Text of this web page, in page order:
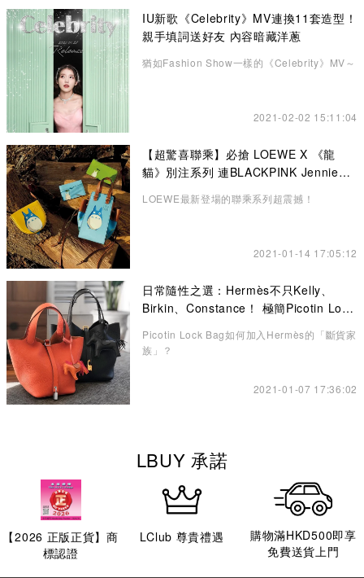
IU新歌《Celebrity》MV連換11套造型！
親手填詞送好友 內容暗藏洋蔥
猶如Fashion Show一樣的《Celebrity》MV～
2021-02-02 15:11:04
【超驚喜聯乘】必搶 LOEWE X 《龍
貓》別注系列 連BLACKPINK Jennie也
LOEWE最新登場的聯乘系列超震撼！
2021-01-14 17:05:12
日常隨性之選：Hermès不只Kelly、
Birkin、Constance！ 極簡Picotin Lock
Picotin Lock Bag如何加入Hermès的「斷貨家
族」？
2021-01-07 17:36:02
LBUY 承諾
【2026 正版正貨】商
標認證
LClub 尊貴禮遇
購物滿HKD500即享
免費送貨上門